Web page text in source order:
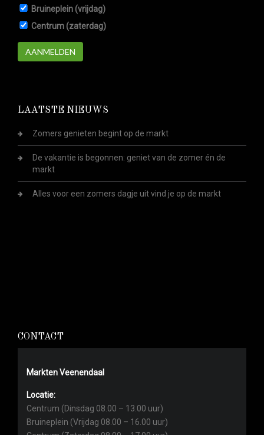
Bruineplein (vrijdag)
Centrum (zaterdag)
AANMELDEN
LAATSTE NIEUWS
Zomers genieten begint op de markt
De vakantie is begonnen: geniet van de zomer én de
markt
Alles voor een zomers dagje uit vind je op de markt
CONTACT
Markten Veenendaal
Locatie:
Centrum (Dinsdag 08.00 – 13.00 uur)
Bruineplein (Vrijdag 08.00 – 16.00 uur)